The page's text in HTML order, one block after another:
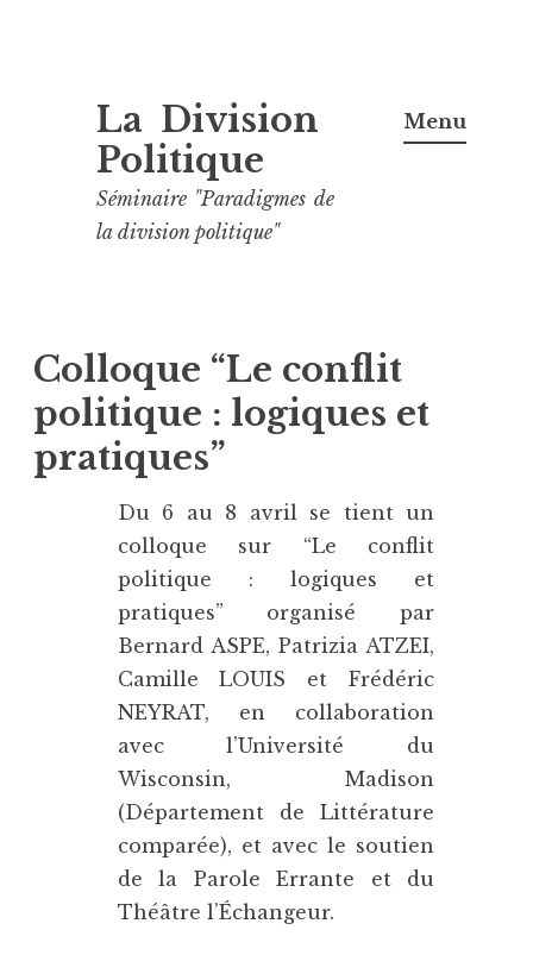
contenu
La Division
Politique
Séminaire "Paradigmes de
la division politique"
Menu
Colloque “Le conflit
politique : logiques et
pratiques”
Du 6 au 8 avril se tient un
colloque sur “Le conflit
politique : logiques et
pratiques” organisé par
Bernard ASPE, Patrizia ATZEI,
Camille LOUIS et Frédéric
NEYRAT, en collaboration
avec l’Université du
Wisconsin, Madison
(Département de Littérature
comparée), et avec le soutien
de la Parole Errante et du
Théâtre l’Échangeur.